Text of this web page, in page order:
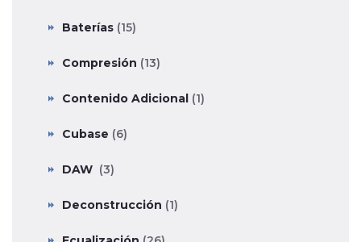
Baterías (15)
Compresión (13)
Contenido Adicional (1)
Cubase (6)
DAW (3)
Deconstrucción (1)